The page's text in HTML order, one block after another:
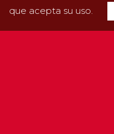
que acepta su uso.